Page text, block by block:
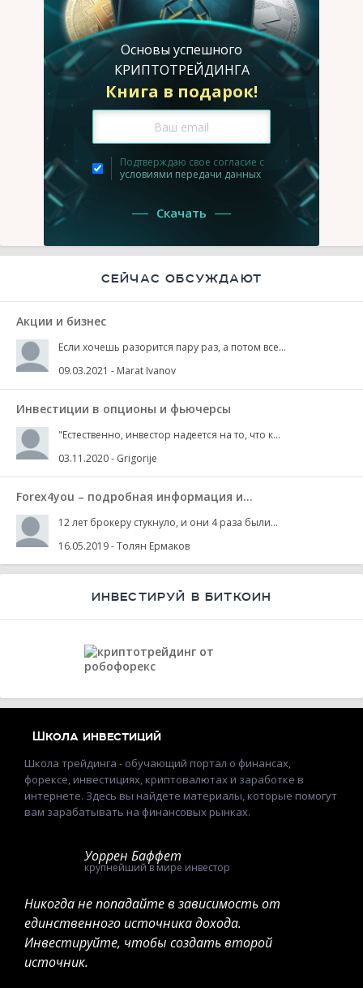
Основы успешного
КРИПТОТРЕЙДИНГА
Книга в подарок!
Подтверждаю свое согласие с
условиями передачи данных
Скачать
СЕЙЧАС ОБСУЖДАЮТ
Акции и бизнес
Если хочешь разорится пару раз, а потом все...
09.03.2021 - Marat Ivanov
Инвестиции в опционы и фьючерсы
"Естественно, инвестор надеется на то, что к...
03.11.2020- Grigorije
Forex4you – подробная информация и...
12 лет брокеру стукнуло, и они 4 раза были...
16.05.2019-Толян Ермаков
ИНВЕСТИРУЙ В БИТКОИН
Школа инвестиций
Школа трейдинга - обучающий портал о финансах,
форексе, инвестициях, криптовалютах и заработке в
интернете. Здесь вы найдете материалы, которые помогут
вам зарабатывать на финансовых рынках.
Уоррен Баффет
крупнейший в мире инвестор
Никогда не попадайте в зависимость от
единственного источника дохода.
Инвестируйте, чтобы создать второй
источник.